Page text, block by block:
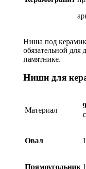
Ниша под
обязательной для
памятнике.
Ниши для
Материал
Овал
Прямоугольник